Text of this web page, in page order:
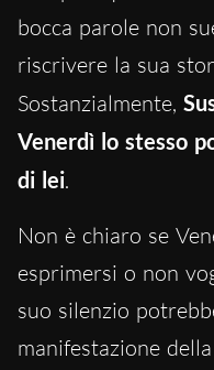
bocca parole non
riscrivere la sua
Sostanzialmente,
Venerdì lo stesso
di lei.
Non è chiaro se
esprimersi o non
suo silenzio
manifestazione